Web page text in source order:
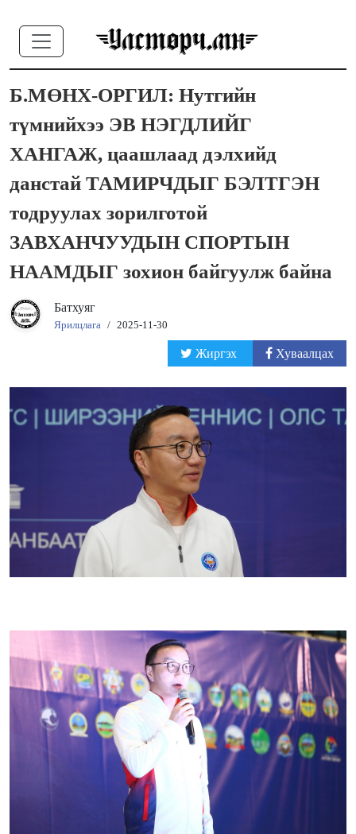
Б.МӨНХ-ОРГИЛ: Нутгийн
түмнийхээ ЭВ НЭГДЛИЙГ
ХАНГАЖ, цаашлаад дэлхийд
данстай ТАМИРЧДЫГ БЭЛТГЭН
тодруулах зорилготой
ЗАВХАНЧУУДЫН СПОРТЫН
НААМДЫГ зохион байгуулж байна
Батхуяг
Ярилцлага / 2025-11-30
Жиргэх Хуваалцах